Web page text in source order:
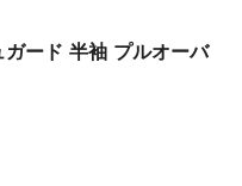
ード 半袖 プルオーバ